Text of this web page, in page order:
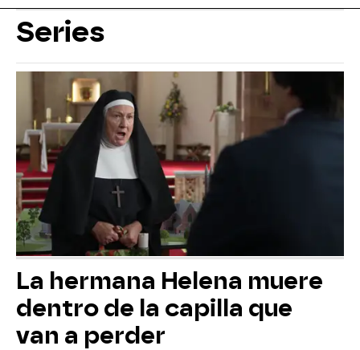
Series
La hermana Helena muere
dentro de la capilla que
van a perder